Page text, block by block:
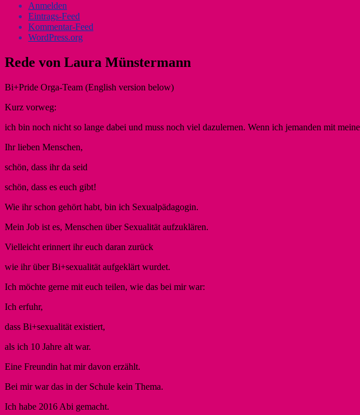
Anmelden
Eintrags-Feed
Kommentar-Feed
WordPress.org
Rede von Laura Münstermann
Bi+Pride Orga-Team (English version below)
Kurz vorweg:
ich bin noch nicht so lange dabei und muss noch viel dazulernen. Wenn ich jemanden mit
Ihr lieben Menschen,
schön, dass ihr da seid
schön, dass es euch gibt!
Wie ihr schon gehört habt, bin ich Sexualpädagogin.
Mein Job ist es, Menschen über Sexualität aufzuklären.
Vielleicht erinnert ihr euch daran zurück
wie ihr über Bi+sexualität aufgeklärt wurdet.
Ich möchte gerne mit euch teilen, wie das bei mir war:
Ich erfuhr,
dass Bi+sexualität existiert,
als ich 10 Jahre alt war.
Eine Freundin hat mir davon erzählt.
Bei mir war das in der Schule kein Thema.
Ich habe 2016 Abi gemacht.